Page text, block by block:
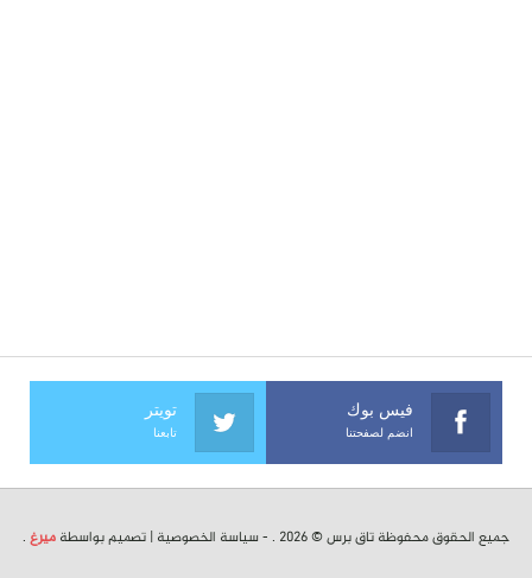
فيس بوك
انضم لصفحتنا
تويتر
تابعنا
جميع الحقوق محفوظة تاق برس © 2026 . - سياسة الخصوصية | تصميم بواسطة ميرغ .